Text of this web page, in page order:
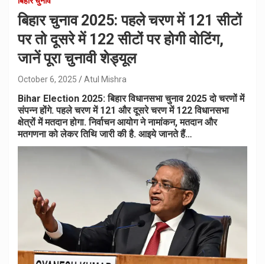
बिहार चुनाव 2025: पहले चरण में 121 सीटों
पर तो दूसरे में 122 सीटों पर होगी वोटिंग,
जानें पूरा चुनावी शेड्यूल
October 6, 2025 Atul Mishra
Bihar Election 2025: बिहार विधानसभा चुनाव 2025 दो चरणों में
संपन्न होंगे. पहले चरण में 121 और दूसरे चरण में 122 विधानसभा
क्षेत्रों में मतदान होगा. निर्वाचन आयोग ने नामांकन, मतदान और
मतगणना को लेकर तिथि जारी की है. आइये जानते हैं…